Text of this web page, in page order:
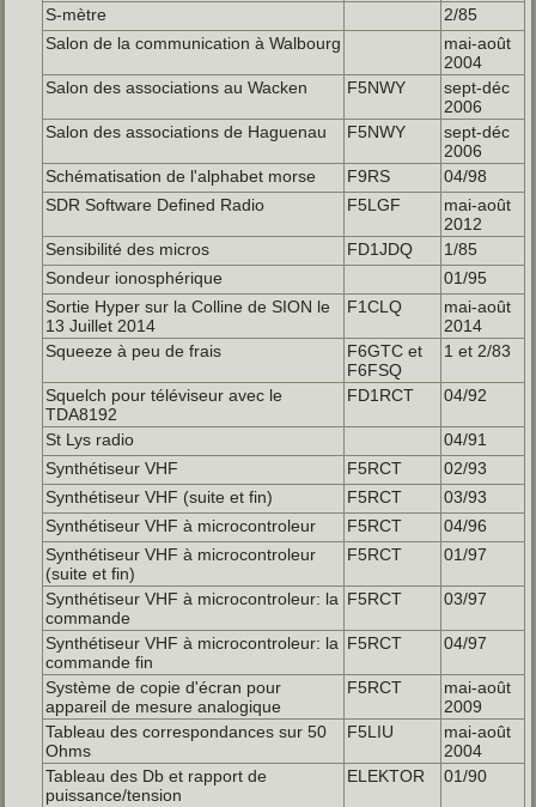
S-mètre
2/85
Salon de la communication à Walbourg
mai-août
2004
Salon des associations au Wacken
F5NWY
sept-déc
2006
Salon des associations de Haguenau
F5NWY
sept-déc
2006
Schématisation de l'alphabet morse
F9RS
04/98
SDR Software Defined Radio
F5LGF
mai-août
2012
Sensibilité des micros
FD1JDQ
1/85
Sondeur ionosphérique
01/95
Sortie Hyper sur la Colline de SION le
13 Juillet 2014
F1CLQ
mai-août
2014
Squeeze à peu de frais
F6GTC et
F6FSQ
1 et 2/83
Squelch pour téléviseur avec le
TDA8192
FD1RCT 04/92
St Lys radio
04/91
Synthétiseur VHF
F5RCT
02/93
Synthétiseur VHF (suite et fin)
F5RCT
03/93
Synthétiseur VHF à microcontroleur
F5RCT
04/96
Synthétiseur VHF à microcontroleur
(suite et fin)
F5RCT 01/97
Synthétiseur VHF à microcontroleur: la
commande
F5RCT 03/97
Synthétiseur VHF à microcontroleur: la
commande fin
F5RCT 04/97
Système de copie d'écran pour
appareil de mesure analogique
F5RCT
mai-août
2009
Tableau des correspondances sur 50
Ohms
F5LIU
mai-août
2004
Tableau des Db et rapport de
puissance/tension
ELEKTOR 01/90